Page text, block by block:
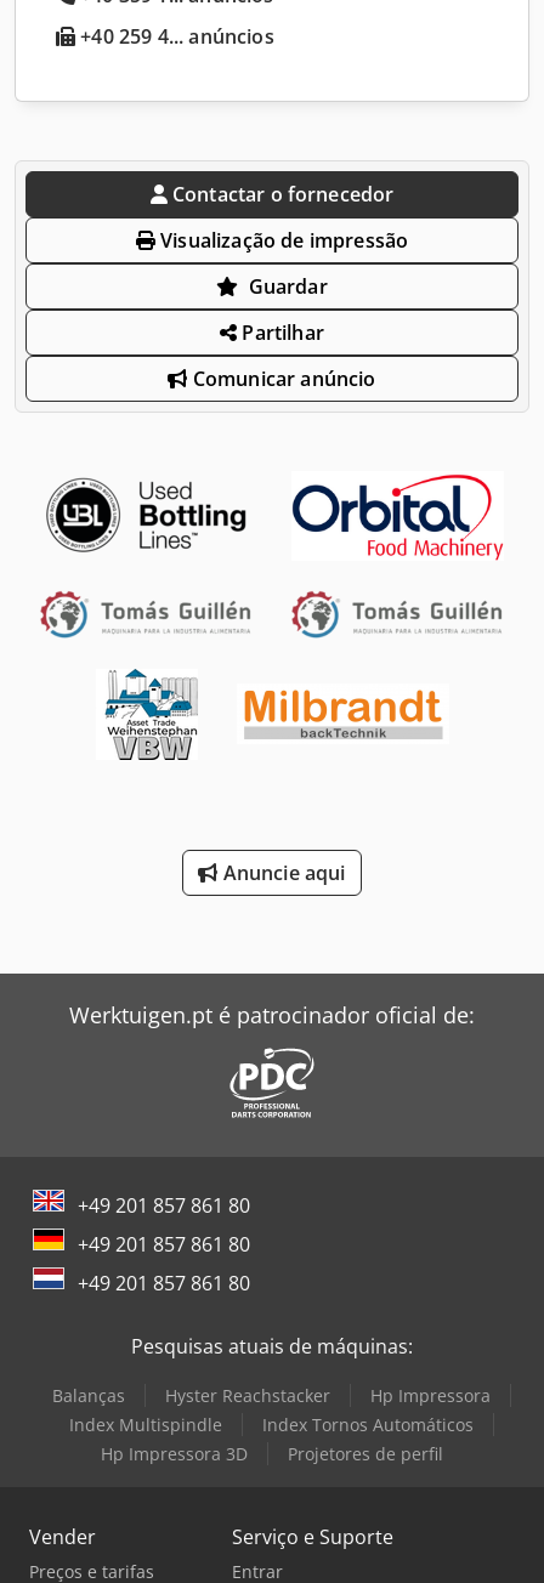
+40 259 4... anúncios
Contactar o fornecedor
Visualização de impressão
Guardar
Partilhar
Comunicar anúncio
Anuncie aqui
Werktuigen.pt é patrocinador oficial de:
+49 201 857 861 80
+49 201 857 861 80
+49 201 857 861 80
Pesquisas atuais de máquinas:
Balanças Hyster Reachstacker
Hp Impressora
Index Multispindle
Index Tornos Automáticos
Hp Impressora 3D
Projetores de perfil
Vender
Preços e tarifas
Serviço e Suporte
Entrar